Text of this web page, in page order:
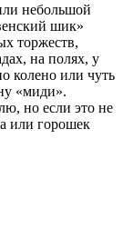
небольшой
шик»
торжеств,
на полях, у
колено или чуть
«миди».
но если это не
или горошек